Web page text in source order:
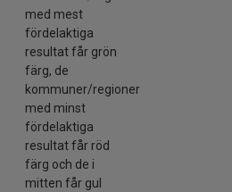
med mest
fördelaktiga
resultat får grön
färg, de
kommuner/regioner
med minst
fördelaktiga
resultat får röd
färg och de i
mitten får gul